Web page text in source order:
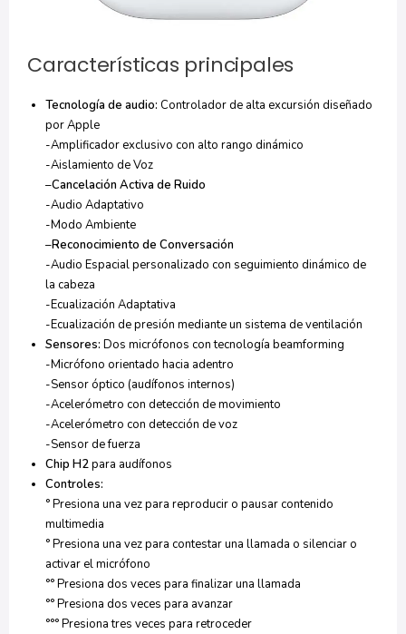
Características principales
Tecnología de audio: Controlador de alta excursión diseñado
por Apple
-Amplificador exclusivo con alto rango dinámico
-Aislamiento de Voz
–Cancelación Activa de Ruido
-Audio Adaptativo
-Modo Ambiente
–Reconocimiento de Conversación
-Audio Espacial personalizado con seguimiento dinámico de
la cabeza
-Ecualización Adaptativa
-Ecualización de presión mediante un sistema de ventilación
Sensores: Dos micrófonos con tecnología beamforming
-Micrófono orientado hacia adentro
-Sensor óptico (audífonos internos)
-Acelerómetro con detección de movimiento
-Acelerómetro con detección de voz
-Sensor de fuerza
Chip H2para audífonos
Controles:
° Presiona una vez para reproducir o pausar contenido
multimedia
° Presiona una vez para contestar una llamada o silenciar o
activar el micrófono
°° Presiona dos veces para finalizar una llamada
°° Presiona dos veces para avanzar
°°° Presiona tres veces para retroceder